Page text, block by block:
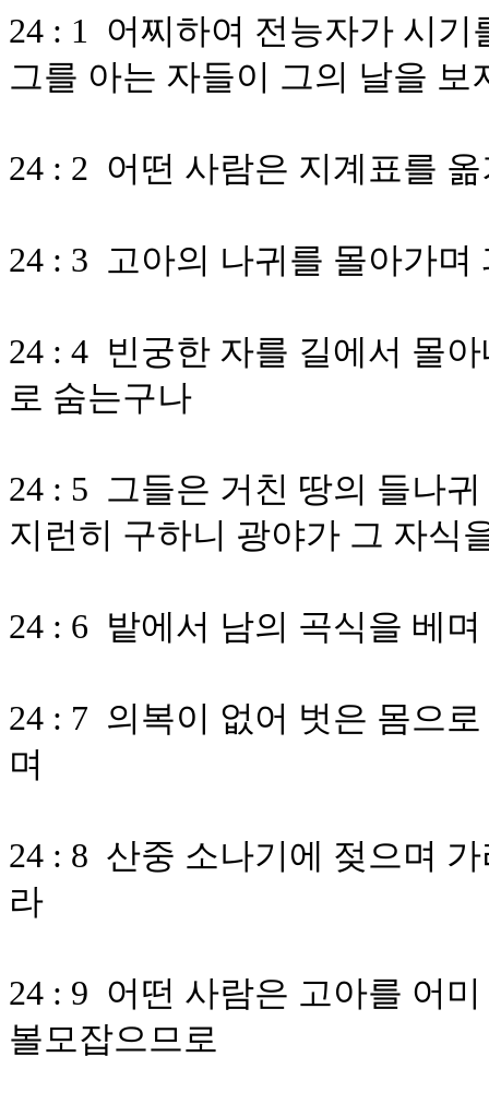
24 : 1 어찌하여 전능자가 시
그를 아는 자들이 그의 날을 보
24 : 2 어떤 사람은 지계표를
24 : 3 고아의 나귀를 몰아가며
24 : 4 빈궁한 자를 길에서 몰
로 숨는구나
24 : 5 그들은 거친 땅의 들나
지런히 구하니 광야가 그 자식
24 : 6 밭에서 남의 곡식을 베
24 : 7 의복이 없어 벗은 몸으
며
24 : 8 산중 소나기에 젖으며
라
24 : 9 어떤 사람은 고아를 어
볼모잡으므로